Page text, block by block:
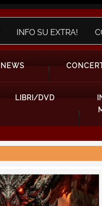
INFO SU EXTRA!
NEWS
LIBRI/DVD